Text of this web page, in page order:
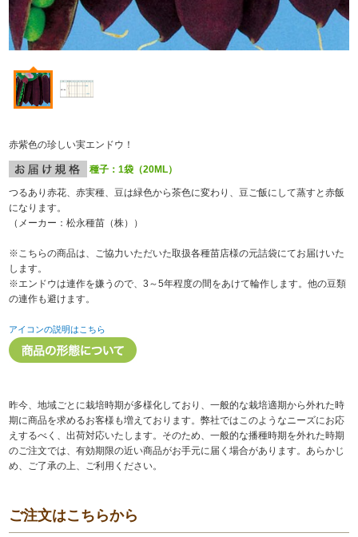
赤紫色の珍しい実エンドウ！
種子：1袋（20ML）
つるあり赤花、赤実種、豆は緑色から茶色に変わり、豆ご飯にして蒸すと赤飯
になります。
（メーカー：松永種苗（株））
※こちらの商品は、ご協力いただいた取扱各種苗店様の元詰袋にてお届けいた
します。
※エンドウは連作を嫌うので、3～5年程度の間をあけて輪作します。他の豆類
の連作も避けます。
アイコンの説明はこちら
昨今、地域ごとに栽培時期が多様化しており、一般的な栽培適期から外れた時
期に商品を求めるお客様も増えております。弊社ではこのようなニーズにお応
えするべく、出荷対応いたします。そのため、一般的な播種時期を外れた時期
のご注文では、有効期限の近い商品がお手元に届く場合があります。あらかじ
め、ご了承の上、ご利用ください。
ご注文はこちらから